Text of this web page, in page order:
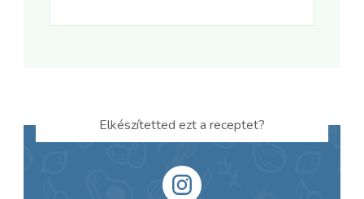
Elkészítetted ezt a receptet?